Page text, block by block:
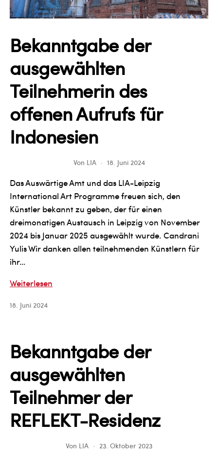
Bekanntgabe der
ausgewählten
Teilnehmerin des
offenen Aufrufs für
Indonesien
Von LIA 18. Juni 2024
Das Auswärtige Amt und das LIA-Leipzig
International Art Programme freuen sich, den
Künstler bekannt zu geben, der für einen
dreimonatigen Austausch in Leipzig von November
2024 bis Januar 2025 ausgewählt wurde. Candrani
Yulis Wir danken allen teilnehmenden Künstlern für
ihr…
Weiterlesen
offenen
Aufrufs
für
Indonesien
18. Juni 2024
Bekanntgabe der
ausgewählten
Teilnehmer der
REFLEKT-Residenz
Von LIA 23. Oktober 2023